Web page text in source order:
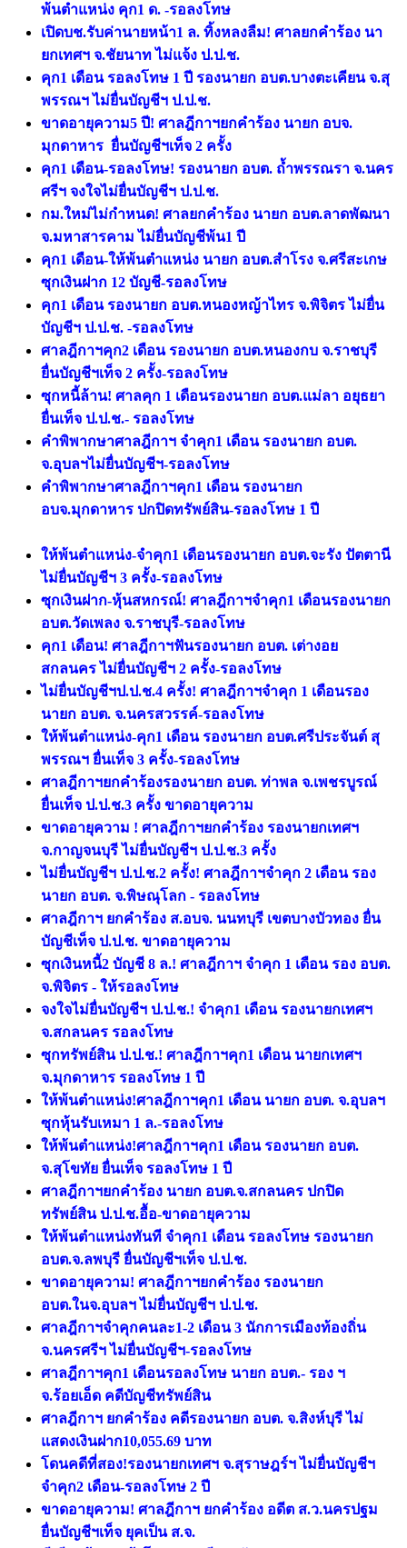
พ้นตำแหน่ง คุก1 ด. -รอลงโทษ
เปิดบช.รับค่านายหน้า1 ล. ทิ้งหลงลืม! ศาลยกคำร้อง นา
ยกเทศฯ จ.ชัยนาท ไม่แจ้ง ป.ป.ช.
คุก1 เดือน รอลงโทษ 1 ปี รองนายก อบต.บางตะเคียน จ.สุ
พรรณฯ ไม่ยื่นบัญชีฯ ป.ป.ช.
ขาดอายุความ5 ปี! ศาลฎีกาฯยกคำร้อง นายก อบจ.
มุกดาหาร ยื่นบัญชีฯเท็จ 2 ครั้ง
คุก1 เดือน-รอลงโทษ! รองนายก อบต. ถ้ำพรรณรา จ.นคร
ศรีฯ จงใจไม่ยื่นบัญชีฯ ป.ป.ช.
กม.ใหม่ไม่กำหนด! ศาลยกคำร้อง นายก อบต.ลาดพัฒนา
จ.มหาสารคาม ไม่ยื่นบัญชีพ้น1 ปี
คุก1 เดือน-ให้พ้นตำแหน่ง นายก อบต.สำโรง จ.ศรีสะเกษ
ซุกเงินฝาก 12 บัญชี-รอลงโทษ
คุก1 เดือน รองนายก อบต.หนองหญ้าไทร จ.พิจิตร ไม่ยื่น
บัญชีฯ ป.ป.ช. -รอลงโทษ
ศาลฎีกาฯคุก2 เดือน รองนายก อบต.หนองกบ จ.ราชบุรี
ยื่นบัญชีฯเท็จ 2 ครั้ง-รอลงโทษ
ซุกหนี้ล้าน! ศาลคุก 1 เดือนรองนายก อบต.แม่ลา อยุธยา
ยื่นเท็จ ป.ป.ช.- รอลงโทษ
คำพิพากษาศาลฎีกาฯ จำคุก1 เดือน รองนายก อบต.
จ.อุบลฯไม่ยื่นบัญชีฯ-รอลงโทษ
คำพิพากษาศาลฎีกาฯคุก1 เดือน รองนายก
อบจ.มุกดาหาร ปกปิดทรัพย์สิน-รอลงโทษ 1 ปี
ให้พ้นตำแหน่ง-จำคุก1 เดือนรองนายก อบต.จะรัง ปัตตานี
ไม่ยื่นบัญชีฯ 3 ครั้ง-รอลงโทษ
ซุกเงินฝาก-หุ้นสหกรณ์! ศาลฎีกาฯจำคุก1 เดือนรองนายก
อบต.วัดเพลง จ.ราชบุรี-รอลงโทษ
คุก1 เดือน! ศาลฎีกาฯฟันรองนายก อบต. เต่างอย
สกลนคร ไม่ยื่นบัญชีฯ 2 ครั้ง-รอลงโทษ
ไม่ยื่นบัญชีฯป.ป.ช.4 ครั้ง! ศาลฎีกาฯจำคุก 1 เดือนรอง
นายก อบต. จ.นครสวรรค์-รอลงโทษ
ให้พ้นตำแหน่ง-คุก1 เดือน รองนายก อบต.ศรีประจันต์ สุ
พรรณฯ ยื่นเท็จ 3 ครั้ง-รอลงโทษ
ศาลฎีกาฯยกคำร้องรองนายก อบต. ท่าพล จ.เพชรบูรณ์
ยื่นเท็จ ป.ป.ช.3 ครั้ง ขาดอายุความ
ขาดอายุความ ! ศาลฎีกาฯยกคำร้อง รองนายกเทศฯ
จ.กาญจนบุรี ไม่ยื่นบัญชีฯ ป.ป.ช.3 ครั้ง
ไม่ยื่นบัญชีฯ ป.ป.ช.2 ครั้ง! ศาลฎีกาฯจำคุก 2 เดือน รอง
นายก อบต. จ.พิษณุโลก - รอลงโทษ
ศาลฎีกาฯ ยกคำร้อง ส.อบจ. นนทบุรี เขตบางบัวทอง ยื่น
บัญชีเท็จ ป.ป.ช. ขาดอายุความ
ซุกเงินหนี้2 บัญชี 8 ล.! ศาลฎีกาฯ จำคุก 1 เดือน รอง อบต.
จ.พิจิตร - ให้รอลงโทษ
จงใจไม่ยื่นบัญชีฯ ป.ป.ช.! จำคุก1 เดือน รองนายกเทศฯ
จ.สกลนคร รอลงโทษ
ซุกทรัพย์สิน ป.ป.ช.! ศาลฎีกาฯคุก1 เดือน นายกเทศฯ
จ.มุกดาหาร รอลงโทษ 1 ปี
ให้พ้นตำแหน่ง!ศาลฎีกาฯคุก1 เดือน นายก อบต. จ.อุบลฯ
ซุกหุ้นรับเหมา 1 ล.-รอลงโทษ
ให้พ้นตำแหน่ง!ศาลฎีกาฯคุก1 เดือน รองนายก อบต.
จ.สุโขทัย ยื่นเท็จ รอลงโทษ 1 ปี
ศาลฎีกาฯยกคำร้อง นายก อบต.จ.สกลนคร ปกปิด
ทรัพย์สิน ป.ป.ช.อื้อ-ขาดอายุความ
ให้พ้นตำแหน่งทันที จำคุก1 เดือน รอลงโทษ รองนายก
อบต.จ.ลพบุรี ยื่นบัญชีฯเท็จ ป.ป.ช.
ขาดอายุความ! ศาลฎีกาฯยกคำร้อง รองนายก
อบต.ในจ.อุบลฯ ไม่ยื่นบัญชีฯ ป.ป.ช.
ศาลฎีกาฯจำคุกคนละ1-2 เดือน 3 นักการเมืองท้องถิ่น
จ.นครศรีฯ ไม่ยื่นบัญชีฯ-รอลงโทษ
ศาลฎีกาฯคุก1 เดือนรอลงโทษ นายก อบต.- รอง ฯ
จ.ร้อยเอ็ด คดีบัญชีทรัพย์สิน
ศาลฎีกาฯ ยกคำร้อง คดีรองนายก อบต. จ.สิงห์บุรี ไม่
แสดงเงินฝาก10,055.69 บาท
โดนคดีที่สอง!รองนายกเทศฯ จ.สุราษฎร์ฯ ไม่ยื่นบัญชีฯ
จำคุก2 เดือน-รอลงโทษ 2 ปี
ขาดอายุความ! ศาลฎีกาฯ ยกคำร้อง อดีต ส.ว.นครปฐม
ยื่นบัญชีฯเท็จ ยุคเป็น ส.จ.